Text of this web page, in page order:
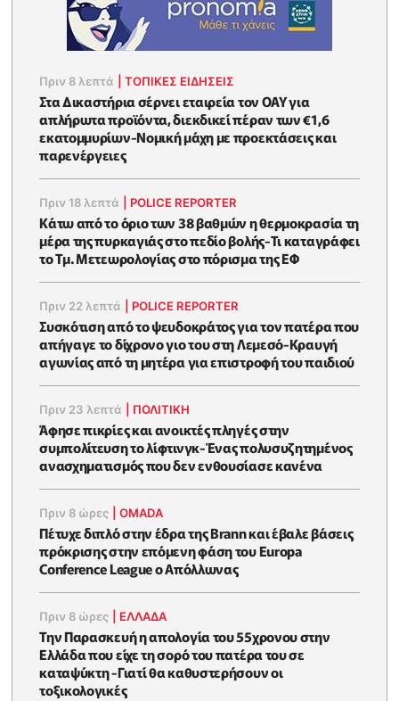
Πριν 8 λεπτά |ΤΟΠΙΚΕΣ ΕΙΔΗΣΕΙΣ
Στα Δικαστήρια σέρνει εταιρεία τον ΟΑΥ για
απλήρωτα προϊόντα, διεκδικεί πέραν των €1,6
εκατομμυρίων-Νομική μάχη με προεκτάσεις και
παρενέργειες
Πριν 18 λεπτά POLICE REPORTER
Κάτω από το όριο των 38 βαθμών η θερμοκρασία τη
μέρα της πυρκαγιάς στο πεδίο βολής-Τι καταγράφει
το Τμ. Μετεωρολογίας στο πόρισμα της ΕΦ
Πριν 22 λεπτά POLICE REPORTER
Συσκότιση από το ψευδοκράτος για τον πατέρα που
απήγαγε το δίχρονο γιο του στη Λεμεσό-Κραυγή
αγωνίας από τη μητέρα για επιστροφή του παιδιού
Πριν 23 λεπτά ΠΟΛΙΤΙΚΗ
Άφησε πικρίες και ανοικτές πληγές στην
συμπολίτευση το λίφτινγκ-Ένας πολυσυζητημένος
ανασχηματισμός που δεν ενθουσίασε κανένα
Πριν 8 ώρες |OMADA
Πέτυχε διπλό στην έδρα της Brann και έβαλε βάσεις
πρόκρισης στην επόμενη φάση του Europa
Conference League ο Απόλλωνας
Πριν 8 ώρες ΕΛΛΑΔΑ
Την Παρασκευή η απολογία του 55χρονου στην
Ελλάδα που είχε τη σορό του πατέρα του σε
καταψύκτη -Γιατί θα καθυστερήσουν οι
τοξικολογικές